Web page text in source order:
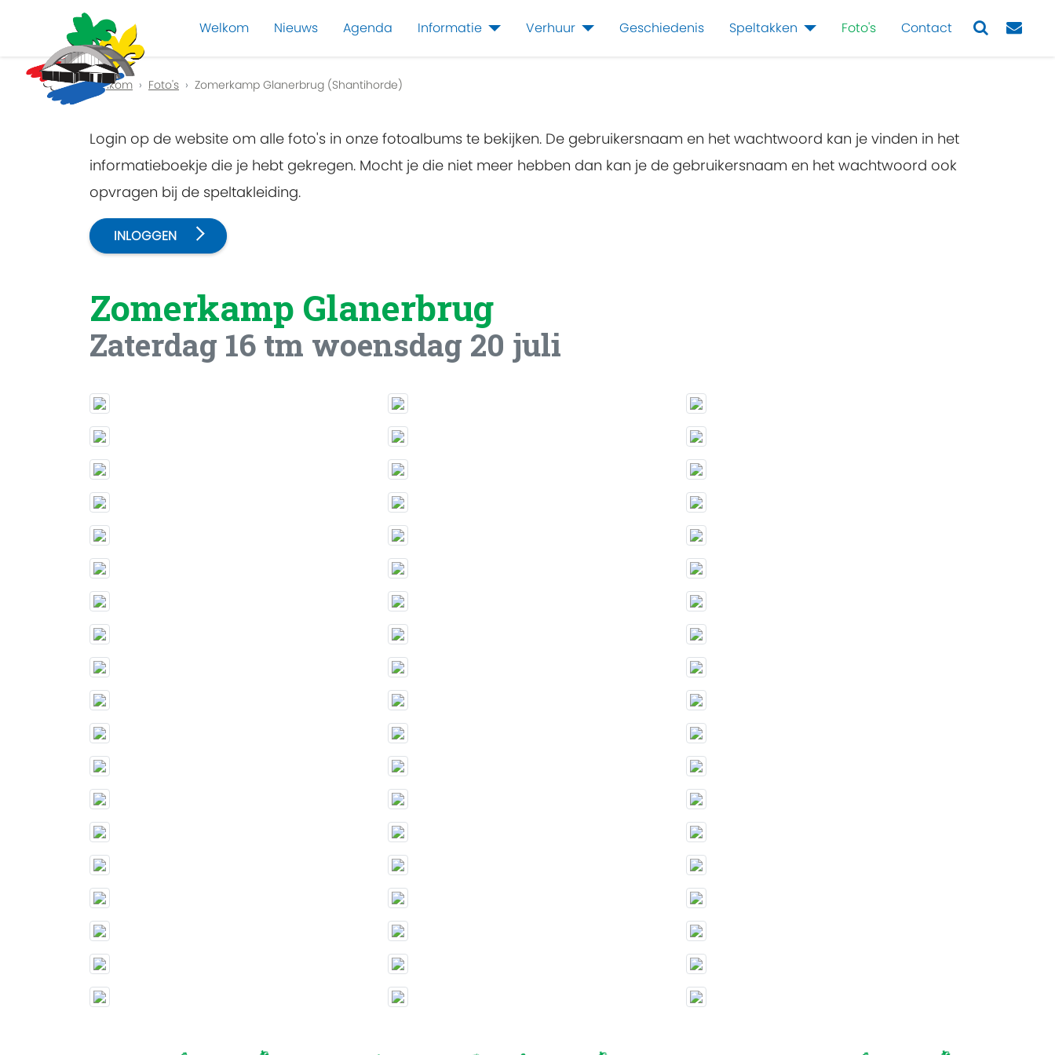
Welkom Nieuws Agenda Informatie Verhuur Geschiedenis Speltakken Foto's Contact
Previous
Welkom Foto's Zomerkamp Glanerbrug (Shantihorde)
Login op de website om alle foto's in onze fotoalbums te bekijken. De gebruikersnaam en het wachtwoord kan je vinden in het
informatieboekje die je hebt gekregen. Mocht je die niet meer hebben dan kan je de gebruikersnaam en het wachtwoord ook
opvragen bij de speltakleiding.
INLOGGEN
Zomerkamp Glanerbrug
Zaterdag 16 tm woensdag 20 juli